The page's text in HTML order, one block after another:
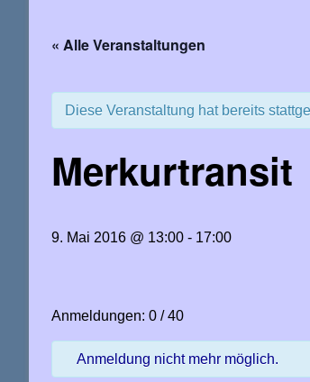
« Alle Veranstaltungen
Diese Veranstaltung hat bereits
Merkurtransit
9. Mai 2016 @ 13:00 - 17:00
Anmeldungen: 0 / 40
Anmeldung nicht mehr möglich.